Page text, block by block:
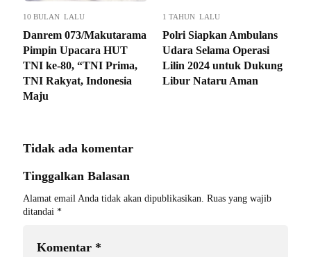
10 BULAN LALU
Danrem 073/Makutarama
Pimpin Upacara HUT
TNI ke-80, “TNI Prima,
TNI Rakyat, Indonesia
Maju
1 TAHUN LALU
Polri Siapkan Ambulans
Udara Selama Operasi
Lilin 2024 untuk Dukung
Libur Nataru Aman
Tidak ada komentar
Tinggalkan Balasan
Alamat email Anda tidak akan dipublikasikan. Ruas yang wajib
ditandai *
Komentar *